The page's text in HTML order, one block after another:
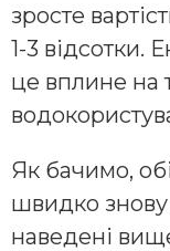
зросте
1-3 відсотки.
це вплине на
Як бачимо,
швидко
наведені